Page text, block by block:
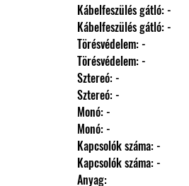
                Kábelfeszülés gátló: -
                Kábelfeszülés gátló: -
                Törésvédelem: -
                Törésvédelem: -
                Sztereó: -
                Sztereó: -
                Monó: -
                Monó: -
                Kapcsolók száma: -
                Kapcsolók száma: -
                Anyag: